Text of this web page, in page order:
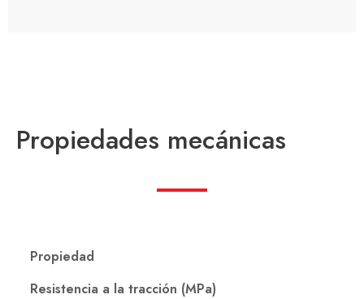
Propiedades mecánicas
Propiedad
Resistencia a la tracción (MPa)